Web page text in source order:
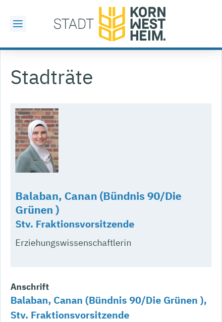
Stadträte
Balaban, Canan (Bündnis 90/Die
Grünen )
Stv. Fraktionsvorsitzende
Erziehungswissenschaftlerin
Anschrift
Balaban, Canan (Bündnis 90/Die Grünen ),
Stv. Fraktionsvorsitzende